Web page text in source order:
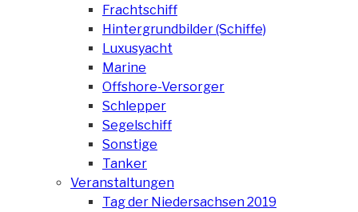
Frachtschiff
Hintergrundbilder (Schiffe)
Luxusyacht
Marine
Offshore-Versorger
Schlepper
Segelschiff
Sonstige
Tanker
Veranstaltungen
Tag der Niedersachsen 2019